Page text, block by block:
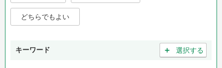
どちらでもよい
キーワード ＋ 選択する